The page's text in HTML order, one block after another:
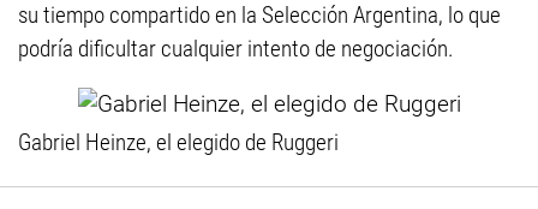
su tiempo compartido en la Selección Argentina, lo que
podría dificultar cualquier intento de negociación.
Gabriel Heinze, el elegido de Ruggeri